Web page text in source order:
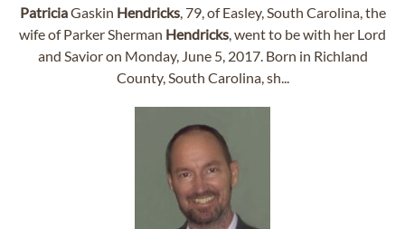
PatriciaGaskin Hendricks, 79, of Easley, South Carolina, the
wife of Parker Sherman Hendricks, went to be with her Lord
and Savior on Monday, June 5, 2017. Born in Richland
County, South Carolina, sh...